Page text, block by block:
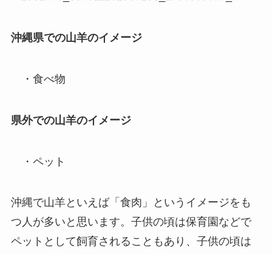
沖縄県での山羊のイメージ
・食べ物
県外での山羊のイメージ
・ペット
沖縄で山羊といえば「食肉」というイメージをも
つ人が多いと思います。子供の頃は保育園などで
ペットとして飼育されることもあり、子供の頃は